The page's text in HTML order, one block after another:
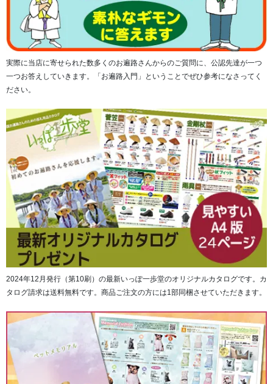
高さ6cm程度の大きさで、270gとずっしりとした重量があ
り、安心感があります。
底面にはフェルトを貼り、置く場所に傷をつけない、きめ
細やかな配慮がなされております。
また、ご遺骨を紙に包んだり、直接お納めするのに抵抗が
あるというお客様の声におこたえして、大切な方をお納め
する専用の遺骨袋が付属しております。
実際に当店に寄せられた数多くのお遍路さんからのご質問に、公認先達が一つ
一つお答えしていきます。「お遍路入門」ということでぜひ参考になさってく
ださい。
2024年12月発行（第10刷）の最新いっぽ一歩堂のオリジナルカタログです。カ
タログ請求は送料無料です。商品ご注文の方には1部同梱させていただきます。